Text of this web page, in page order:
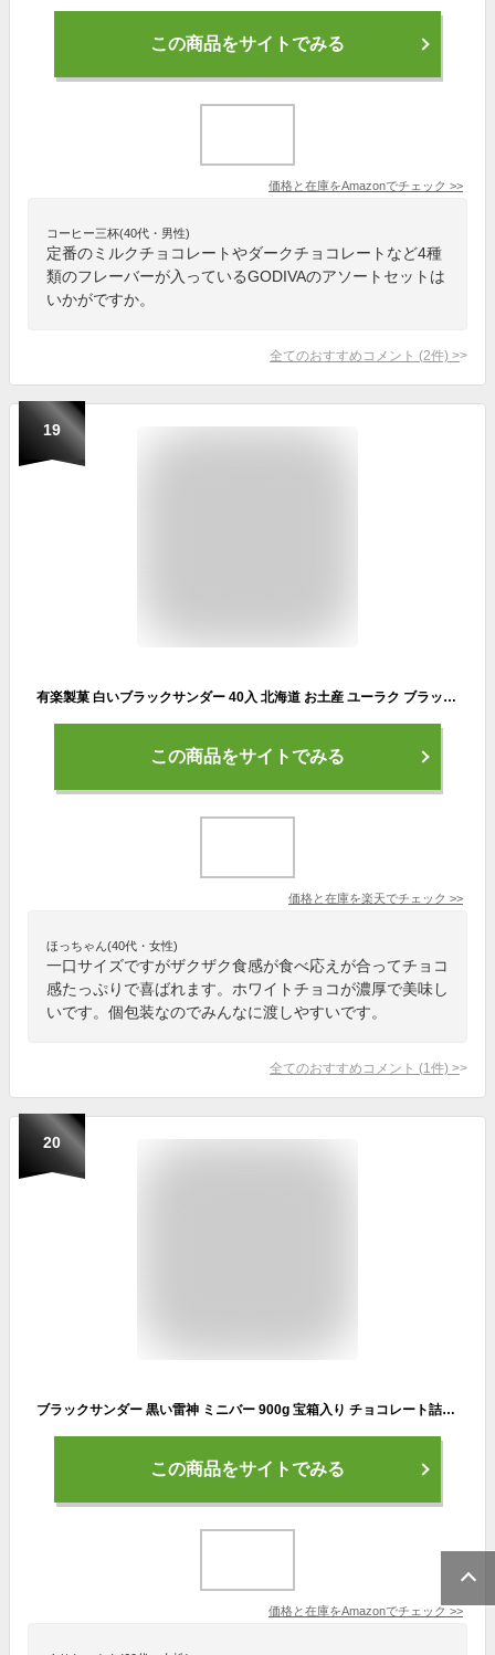
この商品をサイトでみる
価格と在庫をAmazonでチェック >>
コーヒー三杯(40代・男性)
定番のミルクチョコレートやダークチョコレートなど4種
類のフレーバーが入っているGODIVAのアソートセットは
いかがですか。
全てのおすすめコメント (2件) >
19
有楽製菓 白いブラックサンダー 40入 北海道 お土産 ユーラク ブラックサンダー ミニサイズ ホワイトチョコ 北海道産ミルク ザクザク お菓子 手土産 ギフト プチギフト プレゼント 贈り物 北海道限定 大量 バレンタイン
この商品をサイトでみる
価格と在庫を楽天でチェック >>
ほっちゃん(40代・女性)
一口サイズですがザクザク食感が食べ応えが合ってチョコ
感たっぷりで喜ばれます。ホワイトチョコが濃厚で美味し
いです。個包装なのでみんなに渡しやすいです。
全てのおすすめコメント (1 件) >
20
ブラックサンダー 黒い雷神 ミニバー 900g 宝箱入り チョコレート詰め合わせ ギフト プレゼント 誕生日 個包装
この商品をサイトでみる
価格と在庫をAmazonでチェック >>